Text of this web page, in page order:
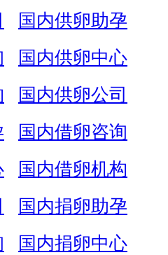
国内供卵助孕
国内供卵中心
国内供卵公司
国内借卵咨询
国内借卵机构
国内捐卵助孕
国内捐卵中心